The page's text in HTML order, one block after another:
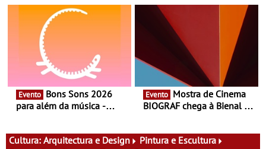
vinho, gastronomia e
música
Evento
para além da música -
atividades para toda a
Evento
BIOGRAF chega à Bienal de
fílmico e práticas artísticas
Cultura: Arquitectura e Design
Pintura e Escultura